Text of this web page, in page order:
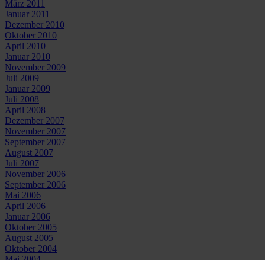
März 2011
Januar 2011
Dezember 2010
Oktober 2010
April 2010
Januar 2010
November 2009
Juli 2009
Januar 2009
Juli 2008
April 2008
Dezember 2007
November 2007
September 2007
August 2007
Juli 2007
November 2006
September 2006
Mai 2006
April 2006
Januar 2006
Oktober 2005
August 2005
Oktober 2004